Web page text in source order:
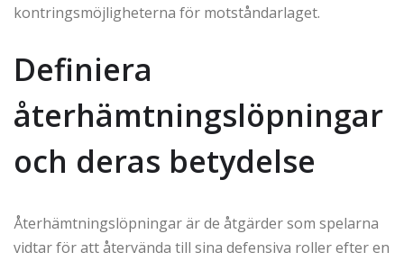
kontringsmöjligheterna för motståndarlaget.
Definiera
återhämtningslöpningar
och deras betydelse
Återhämtningslöpningar är de åtgärder som spelarna
vidtar för att återvända till sina defensiva roller efter en